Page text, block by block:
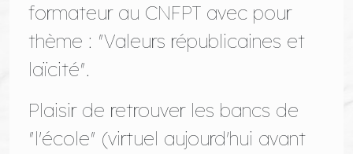
formateur au CNFPT avec pour
thème : "Valeurs républicaines et
laïcité".
Plaisir de retrouver les bancs de
"l'école" (virtuel aujourd'hui avant